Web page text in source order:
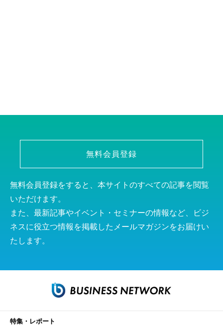
無料会員登録
無料会員登録をすると、本サイトのすべての記事を閲覧
いただけます。
また、最新記事やイベント・セミナーの情報など、ビジ
ネスに役立つ情報を掲載したメールマガジンをお届けい
たします。
特集・レポート